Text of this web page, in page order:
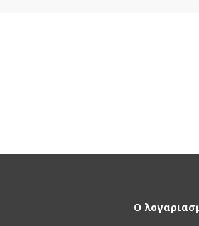
Ο